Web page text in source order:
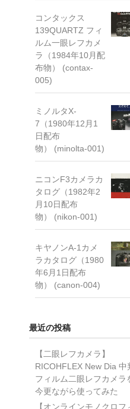
コンタックス
139QUARTZ フィ
ルム一眼レフカメ
ラ（1984年10月配
布物） (contax-
005)
ミノルタX-
7（1980年12月1
日配布
物） (minolta-001)
ニコンF3カメラカ
タログ（1982年2
月10日配布
物） (nikon-001)
キヤノンA-1カメ
ラカタログ（1980
年6月1日配布
物） (canon-004)
最近の投稿
【二眼レフカメラ】
RICOHFLEX New Dia 中
フィルム二眼レフカメラ
今更ながら使ってみた
【オンラインモノクロフ